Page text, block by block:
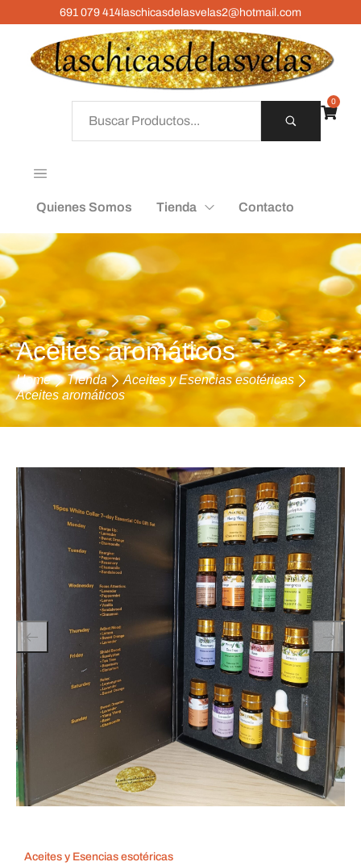
691 079 414laschicasdelasvelas2@hotmail.com
Quienes Somos Tienda Contacto
0
Aceites aromáticos
Home Tienda
Aceites y Esencias esotéricas
Aceites aromáticos
Aceites y Esencias esotéricas